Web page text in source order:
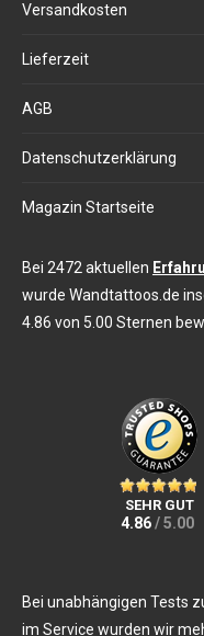
Versandkosten
Lieferzeit
AGB
Datenschutzerklärung
Magazin Startseite
Bei 2472 aktuellen
wurde Wandtattoos.de
4.86 von 5.00 Sternen
SEHR GUT
4.86/ 5.00
Bei unabhängigen Tests
im Service wurden wir